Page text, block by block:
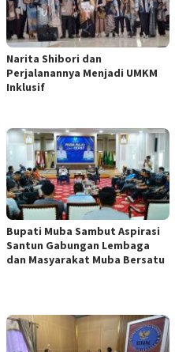
Narita Shibori dan
Perjalanannya Menjadi UMKM
Inklusif
Bupati Muba Sambut Aspirasi
Santun Gabungan Lembaga
dan Masyarakat Muba Bersatu